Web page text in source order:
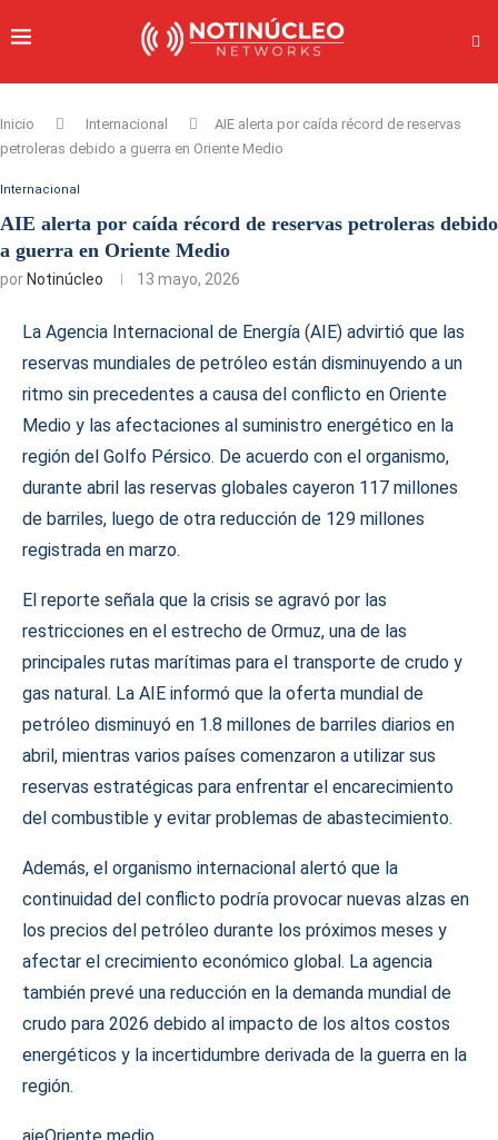
Inicio Internacional
AIE alerta por caída récord de reservas
petroleras debido a guerra en Oriente Medio
Internacional
AIE alerta por caída récord de reservas petroleras debido
a guerra en Oriente Medio
por Notinúcleo 13 mayo, 2026
La Agencia Internacional de Energía (AIE) advirtió que las
reservas mundiales de petróleo están disminuyendo a un
ritmo sin precedentes a causa del conflicto en Oriente
Medio y las afectaciones al suministro energético en la
región del Golfo Pérsico. De acuerdo con el organismo,
durante abril las reservas globales cayeron 117 millones
de barriles, luego de otra reducción de 129 millones
registrada en marzo.
El reporte señala que la crisis se agravó por las
restricciones en el estrecho de Ormuz, una de las
principales rutas marítimas para el transporte de crudo y
gas natural. La AIE informó que la oferta mundial de
petróleo disminuyó en 1.8 millones de barriles diarios en
abril, mientras varios países comenzaron a utilizar sus
reservas estratégicas para enfrentar el encarecimiento
del combustible y evitar problemas de abastecimiento.
Además, el organismo internacional alertó que la
continuidad del conflicto podría provocar nuevas alzas en
los precios del petróleo durante los próximos meses y
afectar el crecimiento económico global. La agencia
también prevé una reducción en la demanda mundial de
crudo para 2026 debido al impacto de los altos costos
energéticos y la incertidumbre derivada de la guerra en la
región.